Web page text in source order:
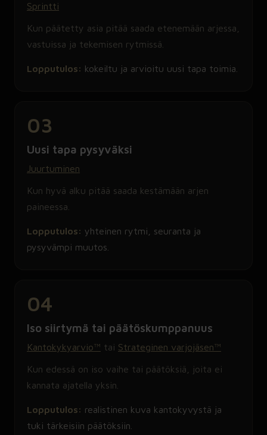
Sprintti
Kun päätetty asia pitää saada etenemään arjessa,
vastuissa ja tekemisen rytmissä.
Lopputulos: kokeiltu ja arvioitu uusi tapa toimia.
03
Uusi tapa pysyväksi
Juurtuminen
Kun hyvä alku pitää saada kestämään arjen
paineessa.
Lopputulos: yhteinen rytmi, seuranta ja
pysyvämpi muutos.
04
Iso siirtymä tai päätöskumppanuus
Kantokykyarvio™ tai Strateginen varjojäsen™
Kun edessä on iso vaihe tai päätöksiä, joita ei
kannata ajatella yksin.
Lopputulos: realistinen kuva kantokyvystä ja
tuki tärkeisiin päätöksiin.